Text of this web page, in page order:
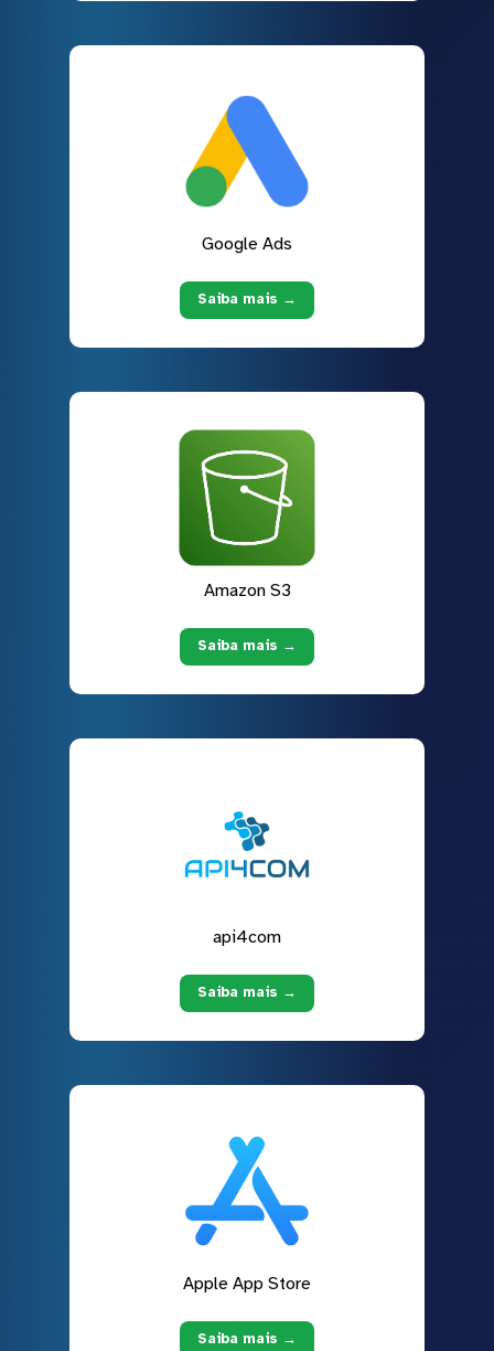
Google Ads
Saiba mais →
Amazon S3
Saiba mais →
api4com
Saiba mais →
Apple App Store
Saiba mais →